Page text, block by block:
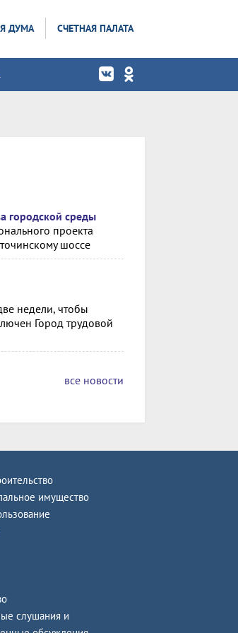
ДУМА СЧЕТНАЯ ПАЛАТА
городской среды
проекта
шоссе
недели, чтобы
Город трудовой
все новости
имущество
слушания и